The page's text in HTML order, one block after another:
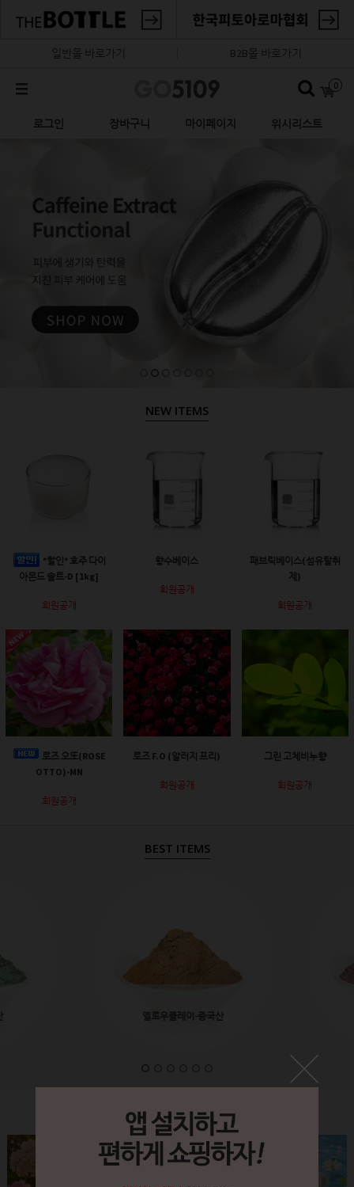
일반몰 바로가기 B2B몰 바로가기
0
로그인 장바구니 마이페이지 위시리스트
NEW ITEMS
*할인* 호주 다이
아몬드 솔트-D [1kg]
회원공개
향수베이스
회원공개
패브릭베이스(섬유탈취
제)
회원공개
로즈 오또(ROSE
OTTO)-MN
회원공개
로즈 F.O (알러지 프리)
회원공개
그린 고체비누향
회원공개
BEST ITEMS
옐로우클레이-중국산
Label&Bottle